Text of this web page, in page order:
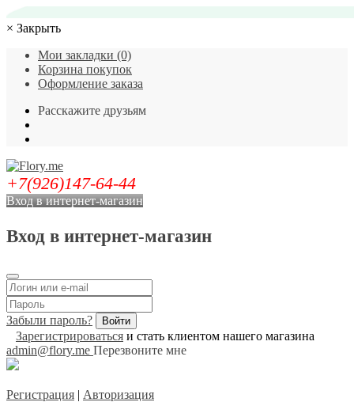
× Закрыть
Мои закладки (0)
Корзина покупок
Оформление заказа
Расскажите друзьям
+7(926)147-64-44
Вход в интернет-магазин
Вход в интернет-магазин
Забыли пароль?
Зарегистрироваться и стать клиентом нашего магазина
admin@flory.me Перезвоните мне
Регистрация | Авторизация